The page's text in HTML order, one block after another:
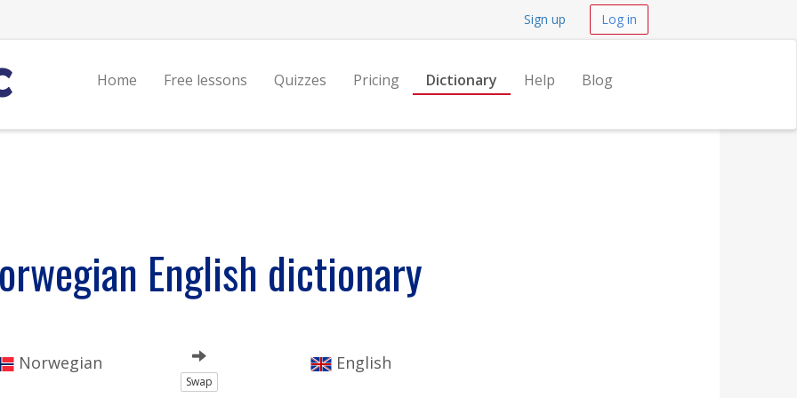
Sign up Log in
Home Free lessons Quizzes Pricing Dictionary Help Blog
English dictionary
Norwegian
Swap
English